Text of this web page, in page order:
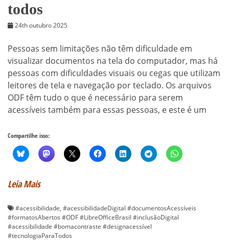
todos
24th outubro 2025
Pessoas sem limitações não têm dificuldade em
visualizar documentos na tela do computador, mas há
pessoas com dificuldades visuais ou cegas que utilizam
leitores de tela e navegação por teclado. Os arquivos
ODF têm tudo o que é necessário para serem
acessíveis também para essas pessoas, e este é um
Compartilhe isso:
Leia Mais
#acessibilidade, #acessibilidadeDigital #documentosAcessíveis
#formatosAbertos #ODF #LibreOfficeBrasil #inclusãoDigital
#acessibilidade #bomacontraste #designacessível
#tecnologiaParaTodos